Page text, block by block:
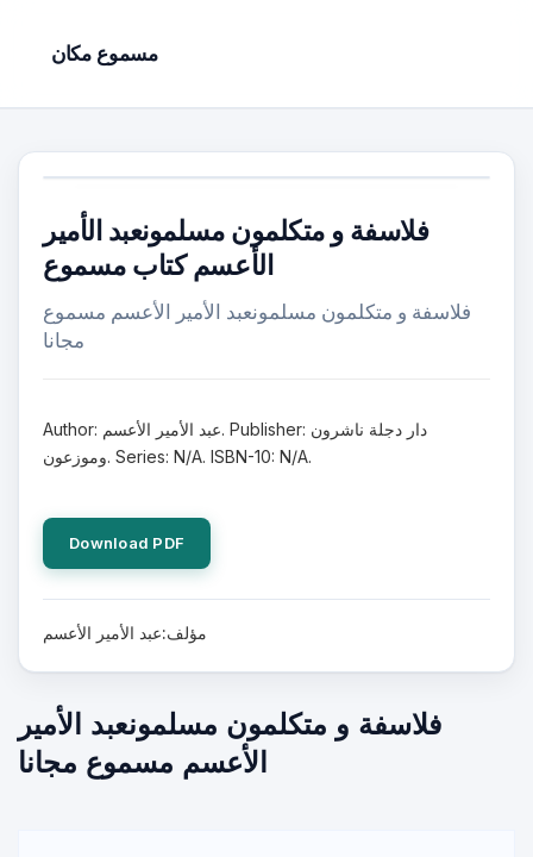
مسموع مكان
فلاسفة و متكلمون مسلمونعبد الأمير
الأعسم كتاب مسموع
فلاسفة و متكلمون مسلمونعبد الأمير الأعسم مسموع
مجانا
Author: عبد الأمير الأعسم. Publisher: دار دجلة ناشرون
وموزعون. Series: N/A. ISBN-10: N/A.
Download PDF
مؤلف:عبد الأمير الأعسم
فلاسفة و متكلمون مسلمونعبد الأمير
الأعسم مسموع مجانا